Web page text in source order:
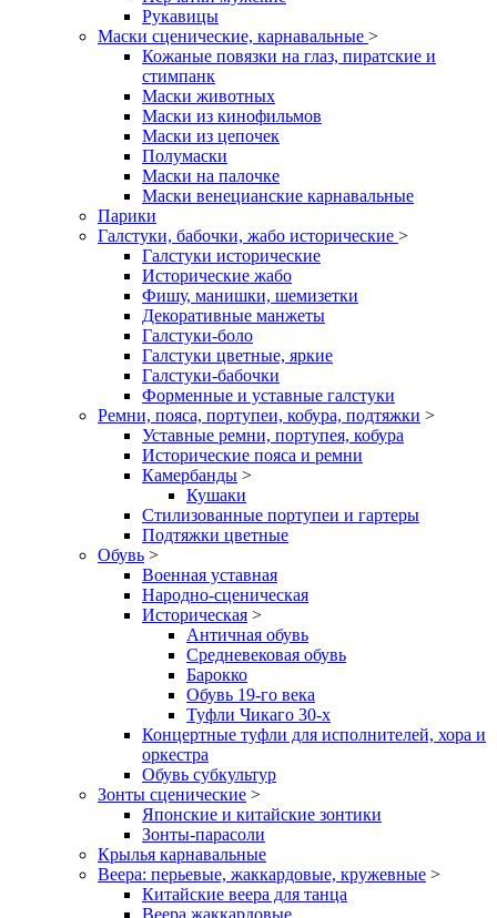
Рукавицы
Маски сценические, карнавальные >
Кожаные повязки на глаз, пиратские и
стимпанк
Маски животных
Маски из кинофильмов
Маски из цепочек
Полумаски
Маски на палочке
Маски венецианские карнавальные
Парики
Галстуки, бабочки, жабо исторические >
Галстуки исторические
Исторические жабо
Фишу, манишки, шемизетки
Декоративные манжеты
Галстуки-боло
Галстуки цветные, яркие
Галстуки-бабочки
Форменные и уставные галстуки
Ремни, пояса, портупеи, кобура, подтяжки >
Уставные ремни, портупея, кобура
Исторические пояса и ремни
Камербанды >
Кушаки
Стилизованные портупеи и гартеры
Подтяжки цветные
Обувь >
Военная уставная
Народно-сценическая
Историческая >
Античная обувь
Средневековая обувь
Барокко
Обувь 19-го века
Туфли Чикаго 30-х
Концертные туфли для исполнителей, хора и
оркестра
Обувь субкультур
Зонты сценические >
Японские и китайские зонтики
Зонты-парасоли
Крылья карнавальные
Веера: перьевые, жаккардовые, кружевные >
Китайские веера для танца
Веера жаккардовые